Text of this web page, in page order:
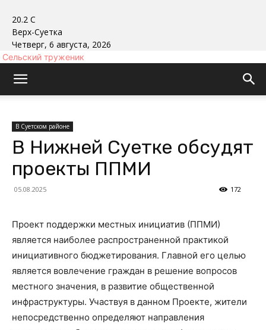
20.2 C
Верх-Суетка
Четверг, 6 августа, 2026
Сельский труженик
В Суетском районе
В Нижней Суетке обсудят
проекты ППМИ
05.08.2025 172
Проект поддержки местных инициатив (ППМИ)
является наиболее распространенной практикой
инициативного бюджетирования. Главной его целью
является вовлечение граждан в решение вопросов
местного значения, в развитие общественной
инфраструктуры. Участвуя в данном Проекте, жители
непосредственно определяют направления